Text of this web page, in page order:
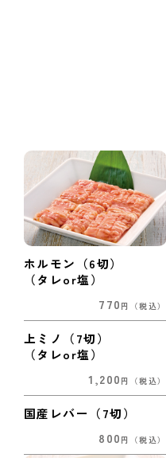
ホルモン（6切）
（タレor塩）
770 円 （税込）
上ミノ（7切）
（タレor塩）
1,200 円 （税込）
国産レバー（7切）
800 円 （税込）